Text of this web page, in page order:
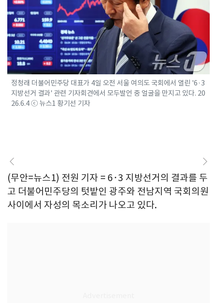
정청래 더불어민주당 대표가 4일 오전 서울 여의도 국회에서 열린 '6·3
지방선거 결과' 관련 기자회견에서 모두발언 중 얼굴을 만지고 있다. 20
26.6.4 ⓒ 뉴스1 황기선 기자
(무안=뉴스1) 전원 기자 = 6·3 지방선거의 결과를 두
고 더불어민주당의 텃밭인 광주와 전남지역 국회의원
사이에서 자성의 목소리가 나오고 있다.